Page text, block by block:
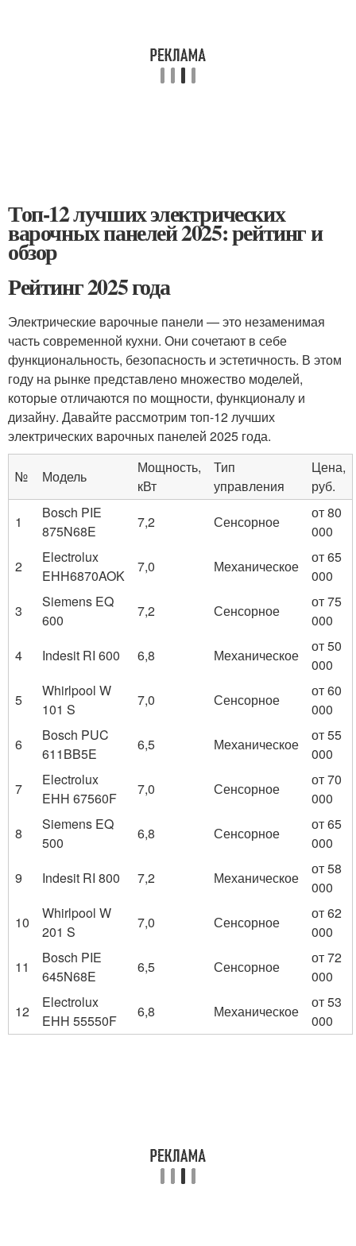
Топ-12 лучших электрических
варочных панелей 2025: рейтинг и
обзор
Рейтинг 2025 года
Электрические варочные панели — это незаменимая
часть современной кухни. Они сочетают в себе
функциональность, безопасность и эстетичность. В этом
году на рынке представлено множество моделей,
которые отличаются по мощности, функционалу и
дизайну. Давайте рассмотрим топ-12 лучших
электрических варочных панелей 2025 года.
№ Модель
Мощность,
кВт
Тип
управления
Цена,
руб.
1
Bosch PIE
875N68E
7,2 Сенсорное
от 80
000
2
Electrolux
EHH6870AOK
7,0 Механическое
от 65
000
3
Siemens EQ
600
7,2 Сенсорное
от 75
000
4
Indesit RI 600 6,8 Механическое
от 50
000
5
Whirlpool W
101 S
7,0 Сенсорное
от 60
000
6
Bosch PUC
611BB5E
6,5 Механическое
от 55
000
7
Electrolux
EHH 67560F
7,0 Сенсорное
от 70
000
8
Siemens EQ
500
6,8 Сенсорное
от 65
000
9
Indesit RI 800 7,2 Механическое
от 58
000
10
Whirlpool W
201 S
7,0 Сенсорное
от 62
000
11
Bosch PIE
645N68E
6,5 Сенсорное
от 72
000
12
Electrolux
EHH 55550F
6,8 Механическое
от 53
000